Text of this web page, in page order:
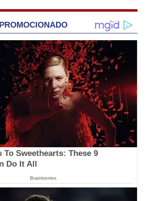
To Sweethearts: These 9
Do It All
Brainberries